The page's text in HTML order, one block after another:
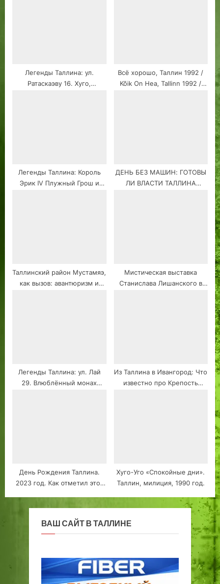
Легенды Таллина: ул.
Ратаскаэву 16. Хуго,
Всё хорошо, Таллин 1992 /
Kõik On Hea, Tallinn 1992 /
Легенды Таллина: Король
Эрик IV Плужный Грош и
ДЕНЬ БЕЗ МАШИН: ГОТОВЫ
ЛИ ВЛАСТИ ТАЛЛИНА
Таллинский район Мустамяэ,
как вызов: авантюризм и
Мистическая выставка
Станислава Лишанского в
Легенды Таллина: ул. Лай
29. Влюблённый монах
Из Таллина в Ивангород: Что
известно про Крепость
День Рождения Таллина.
2023 год. Как отметил этот
Хуго-Уго «Спокойные дни».
Таллин, милиция, 1990 год.
ВАШ САЙТ В ТАЛЛИНЕ